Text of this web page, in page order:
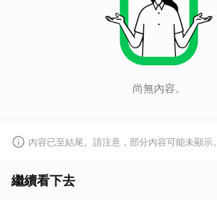
尚無內容。
內容已至結尾。請注意，部分內容可能未顯示。
繼續看下去